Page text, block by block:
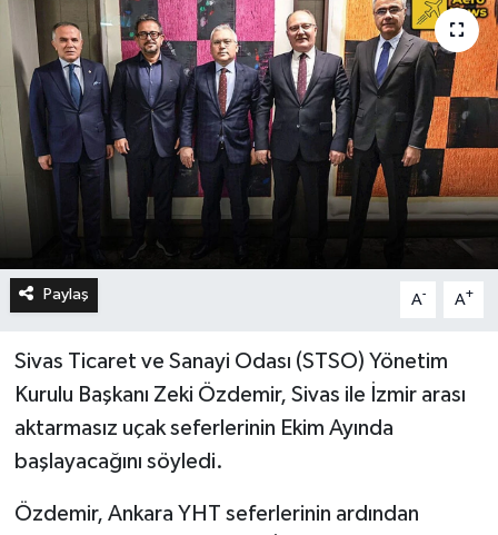
Paylaş A- A+
Sivas Ticaret ve Sanayi Odası (STSO) Yönetim
Kurulu Başkanı Zeki Özdemir, Sivas ile İzmir arası
aktarmasız uçak seferlerinin Ekim Ayında
başlayacağını söyledi.
Özdemir, Ankara YHT seferlerinin ardından